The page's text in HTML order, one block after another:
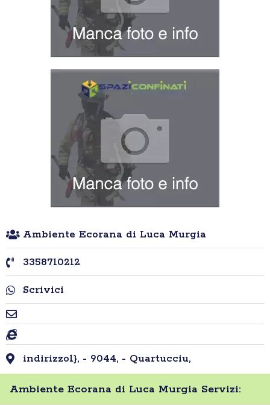
Ambiente Ecorana di Luca Murgia
3358710212
Scrivici
indirizzo1}, - 9044, - Quartucciu,
Ambiente Ecorana di Luca Murgia Servizi: